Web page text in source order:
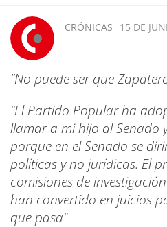
CRÓNICAS 15 DE
"No puede ser que
"El Partido Popular ha
llamar a mi hijo al Senado
porque en el Senado se
políticas y no jurídicas. El
comisiones de
han convertido en juicios
que pasa"